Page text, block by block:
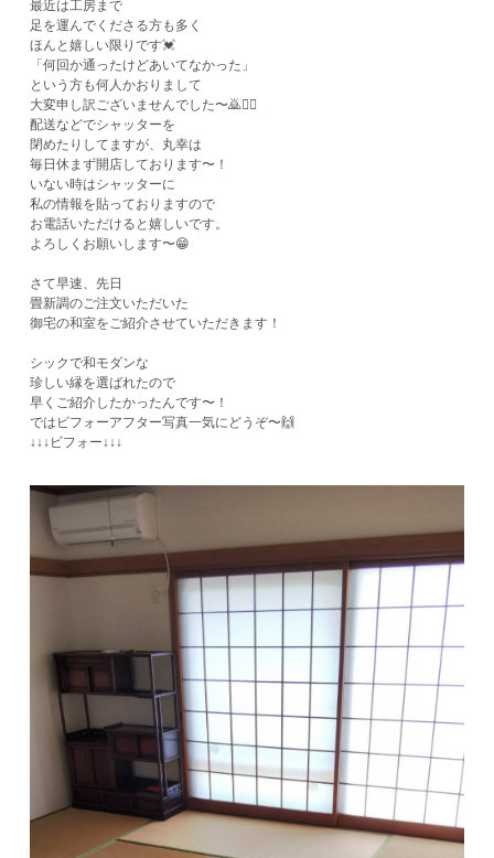
最近は工房まで
足を運んでくださる方も多く
ほんと嬉しい限りです💓
「何回か通ったけどあいてなかった」
という方も何人かおりまして
大変申し訳ございませんでした〜🙇🙇‍♀️
配送などでシャッターを
閉めたりしてますが、丸幸は
毎日休まず開店しております〜！
いない時はシャッターに
私の情報を貼っておりますので
お電話いただけると嬉しいです。
よろしくお願いします〜😁
さて早速、先日
畳新調のご注文いただいた
御宅の和室をご紹介させていただきます！
シックで和モダンな
珍しい縁を選ばれたので
早くご紹介したかったんです〜！
ではビフォーアフター写真一気にどうぞ〜🙌
↓↓↓ビフォー↓↓↓